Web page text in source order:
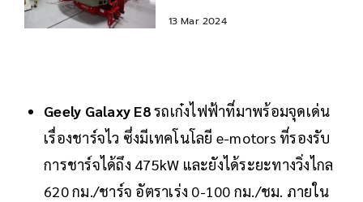
13 Mar 2024
Geely Galaxy E8รถเก๋งไฟฟ้าที่มาพร้อมจุดเด่น
เรื่องชาร์จไว ซึ่งมีเทคโนโลยี e-motors ที่รองรับ
การชาร์จได้ถึง 475kW และยังได้ระยะทางวิ่งไกล
620 กม./ชาร์จ อัตราเร่ง 0-100 กม./ชม. ภายใน